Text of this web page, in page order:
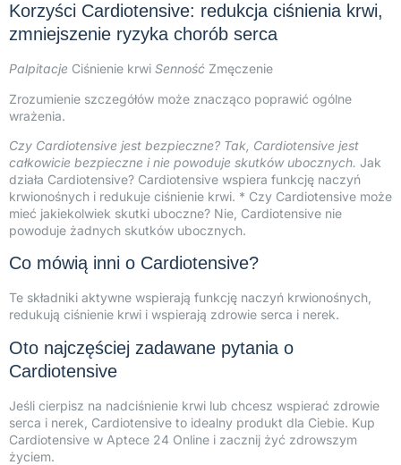
Korzyści Cardiotensive: redukcja ciśnienia krwi,
zmniejszenie ryzyka chorób serca
Palpitacje Ciśnienie krwi Senność Zmęczenie
Zrozumienie szczegółów może znacząco poprawić ogólne
wrażenia.
Czy Cardiotensive jest bezpieczne? Tak, Cardiotensive jest
całkowicie bezpieczne i nie powoduje skutków ubocznych. Jak
działa Cardiotensive? Cardiotensive wspiera funkcję naczyń
krwionośnych i redukuje ciśnienie krwi. * Czy Cardiotensive może
mieć jakiekolwiek skutki uboczne? Nie, Cardiotensive nie
powoduje żadnych skutków ubocznych.
Co mówią inni o Cardiotensive?
Te składniki aktywne wspierają funkcję naczyń krwionośnych,
redukują ciśnienie krwi i wspierają zdrowie serca i nerek.
Oto najczęściej zadawane pytania o
Cardiotensive
Jeśli cierpisz na nadciśnienie krwi lub chcesz wspierać zdrowie
serca i nerek, Cardiotensive to idealny produkt dla Ciebie. Kup
Cardiotensive w Aptece 24 Online i zacznij żyć zdrowszym
życiem.